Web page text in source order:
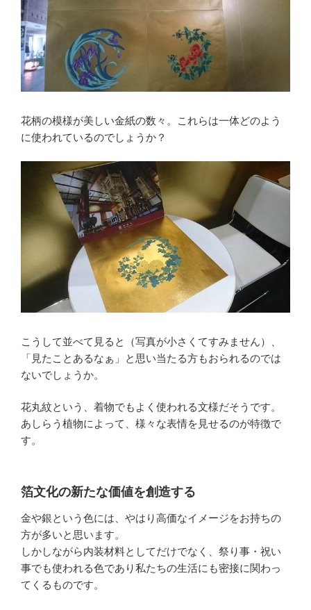
花柄の模様が美しい金紙の数々。これらは一体どのよう
に使われているのでしょうか？
こうして並べて見ると（写真が小さくてすみません）、
「見たことあるなぁ」と思い当たる方もおられるのでは
ないでしょうか。
花丸紋という、着物でもよく使われる文様だそうです。
あしらう植物によって、様々な表情を見せるのが特徴で
す。
箔文化の新たな価値を創造する
金や銀という色には、やはり高価なイメージをお持ちの
方が多いと思います。
しかしながら内装材料としてだけでなく、祭り事・祝い
事でも使われる色であり私たちの生活にも密接に関わっ
てくるものです。